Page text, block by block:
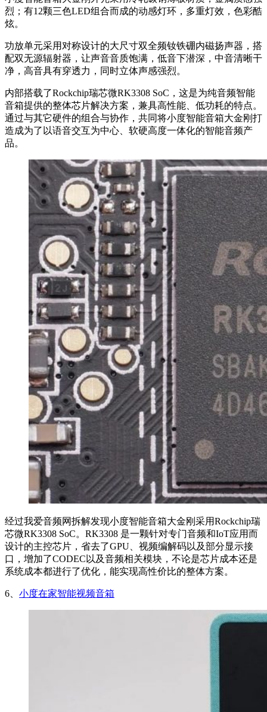
烈；有12颗三色LED组合而成的动感灯环，多重灯效，色彩酷
炫。
功放单元采用对称设计的大尺寸双全频钕铁硼内磁扬声器，搭
配双无源辐射器，让声音音质饱满，低音下潜深，中音清晰干
净，高音具有穿透力，同时立体声感强烈。
内部搭载了Rockchip瑞芯微RK3308 SoC，这是为纯音频智能
音箱提供的整体芯片解决方案，兼具高性能、低功耗的特点。
通过与其它硬件的组合与协作，共同将小度智能音箱大金刚打
造成为了以语音交互为中心、软硬高度一体化的智能音频产
品。
经过我爱音频网拆解发现小度智能音箱大金刚采用Rockchip瑞
芯微RK3308 SoC。RK3308 是一颗针对专门音频和IoT应用而
设计的主控芯片，省去了GPU、视频编解码以及部分显示接
口，增加了CODEC以及音频相关模块，不论是芯片成本还是
系统成本都进行了优化，能实现高性价比的整体方案。
6、 小度在家智能视频音箱